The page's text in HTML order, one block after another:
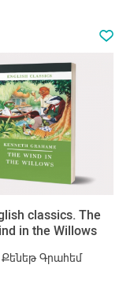
classics. The
in the Willows
Քենեթ Գրահեմ